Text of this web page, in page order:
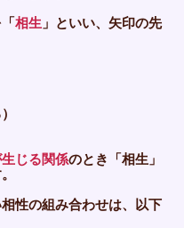
相生 」といい、矢印の先
じる関係のとき「相生」
性の組み合わせは、以下